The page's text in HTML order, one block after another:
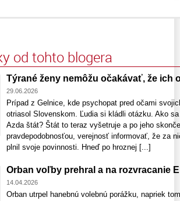
od tohto blogera
Týrané ženy nemôžu očakávať, že ich
29.06.2026
Prípad z Gelnice, kde psychopat pred očami
otriasol Slovenskom. Ľudia si kládli otázku. Ako
Azda štát? Štát to teraz vyšetruje a po jeho
pravdepodobnosťou, verejnosť informovať, že za
plnil svoje povinnosti. Hneď po hroznej [...]
Orban voľby prehral a na rozvracanie
14.04.2026
Orban utrpel hanebnú volebnú porážku, napriek